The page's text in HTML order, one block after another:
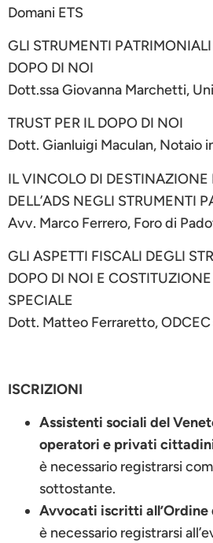
Domani ETS
GLI STRUMENTI
DOPO DI NOI
Dott.ssa Giovanna Marchetti,
TRUST PER IL DOPO DI NOI
Dott. Gianluigi Maculan, Notaio
IL VINCOLO DI DESTINAZIONE
DELL’ADS NEGLI STRUMENTI
Avv. Marco Ferrero, Foro di
GLI ASPETTI FISCALI DEGLI
DOPO DI NOI E
SPECIALE
Dott. Matteo Ferraretto,
ISCRIZIONI
Assistenti sociali del
operatori e privati
è necessario registrarsi
sottostante.
Avvocati iscritti all’Ordine
è necessario registrarsi